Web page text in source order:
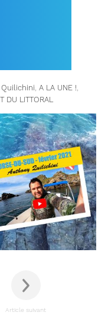
, A LA UNE !,
DU LITTORAL
Article suivant